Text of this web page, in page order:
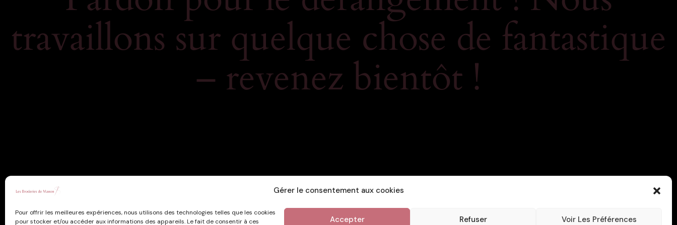
Gérer le consentement aux cookies
Pour offrir les meilleures expériences, nous utilisons des technologies telles que les cookies
pour stocker et/ou accéder aux informations des appareils. Le fait de consentir à ces
Accepter Refuser Voir Les Préférences
travaillons sur quelque chose de fantastique
– revenez bientôt !